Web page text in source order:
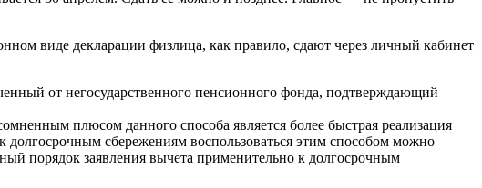
виде декларации физлица, как правило, сдают через личный кабинет
от негосударственного пенсионного фонда, подтверждающий
плюсом данного способа является более быстрая реализация
сбережениям воспользоваться этим способом можно
порядок заявления вычета применительно к долгосрочным